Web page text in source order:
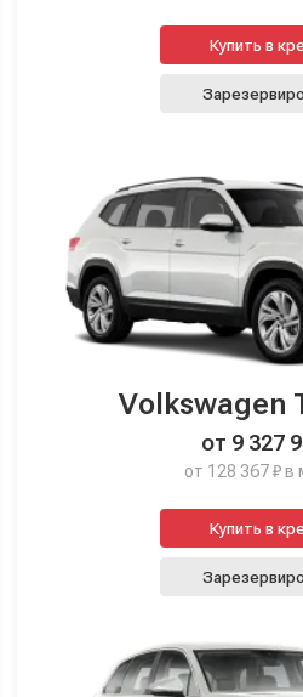
Volkswagen
от 9 327
от 128 367 ₽